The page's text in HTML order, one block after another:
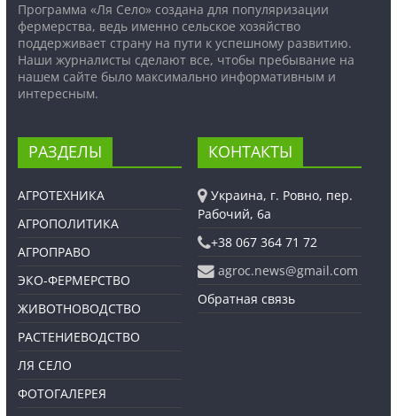
Программа «Ля Село» создана для популяризации
фермерства, ведь именно сельское хозяйство
поддерживает страну на пути к успешному развитию.
Наши журналисты сделают все, чтобы пребывание на
нашем сайте было максимально информативным и
интересным.
РАЗДЕЛЫ
АГРОТЕХНИКА
АГРОПОЛИТИКА
АГРОПРАВО
ЭКО-ФЕРМЕРСТВО
ЖИВОТНОВОДСТВО
РАСТЕНИЕВОДСТВО
ЛЯ СЕЛО
ФОТОГАЛЕРЕЯ
КОНТАКТЫ
Украина, г. Ровно, пер.
Рабочий, 6а
+38 067 364 71 72
agroc.news@gmail.com
Обратная связь